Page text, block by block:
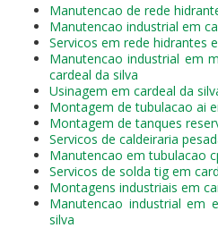
Manutencao de rede
Manutencao industrial em
Servicos em rede hidrantes
Manutencao industrial em
cardeal da silva
Usinagem em cardeal da
Montagem de tubulacao ai
Montagem de tanques
Servicos de caldeiraria
Manutencao em tubulacao
Servicos de solda tig em
Montagens industriais em
Manutencao industrial em
silva